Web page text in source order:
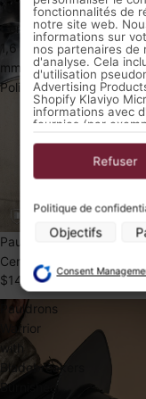
15th
Cent.
1,6
mm
Polished
ÉPUISÉ
Pauldrons with Besagew
Cent. 1,6 mm Polished
$149.99 USD
Pauldrons
Warrior
with
Bladebreakers
Burnished
fonctionnalités de
notre site web.
informations sur
nos partenaires de
d'analyse. Cela
d'utilisation
Advertising
Shopify Klaviyo
informations avec
fournies (par
des services (par
provenant d'autres
votre
ajustements
Objectifs du
Stocker et/ou
Utiliser des données
Créer des profils
Utiliser des profils
Créer des profils de
Utiliser des profils
Mesurer la
Mesurer la
Comprendre les
Politique de
Objectifs
Refuser
Consent